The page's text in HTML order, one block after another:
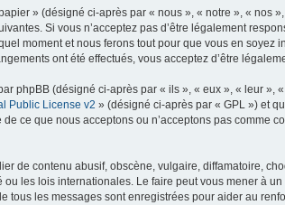
» (désigné ci-après par « nous », « notre », « nos
Si vous n’acceptez pas d’être légalement
moment et nous ferons tout pour que vous en
ont été effectués, vous acceptez d’être
phpBB (désigné ci-après par « ils », « eux », « leur
Public License v2 » (désigné ci-après par « GPL ») et
de ce que nous acceptons ou n’acceptons pas
de contenu abusif, obscène, vulgaire, diffamatoire,
les lois internationales. Le faire peut vous mener à
tous les messages sont enregistrées pour aider au